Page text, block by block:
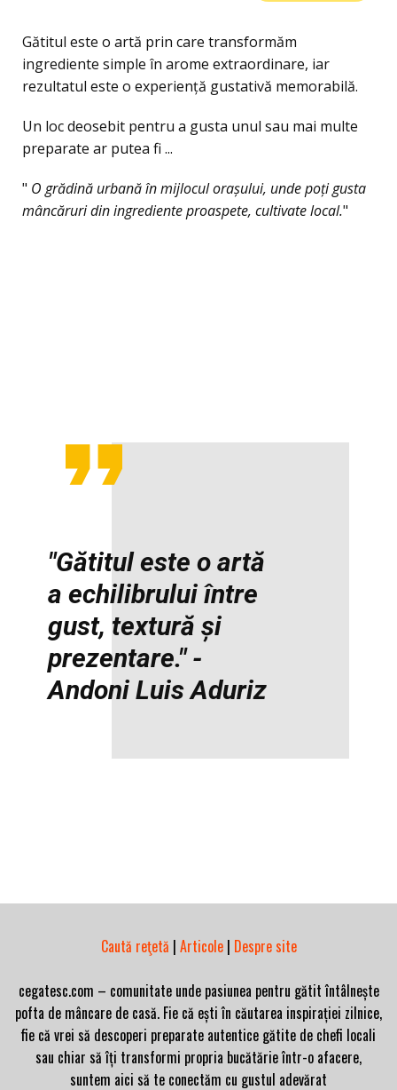
Gătitul este o artă prin care transformăm
ingrediente simple în arome extraordinare, iar
rezultatul este o experiență gustativă memorabilă.
Un loc deosebit pentru a gusta unul sau mai multe
preparate ar putea fi ...
" O grădină urbană în mijlocul orașului, unde poți gusta
mâncăruri din ingrediente proaspete, cultivate local."
"Gătitul este o artă
a echilibrului între
gust, textură și
prezentare." -
Andoni Luis Aduriz
Caută reţetă | Articole| Despre site
cegatesc.com – comunitate unde pasiunea pentru gătit întâlnește
pofta de mâncare de casă. Fie că ești în căutarea inspirației zilnice,
fie că vrei să descoperi preparate autentice gătite de chefi locali
sau chiar să îți transformi propria bucătărie într-o afacere,
suntem aici să te conectăm cu gustul adevărat